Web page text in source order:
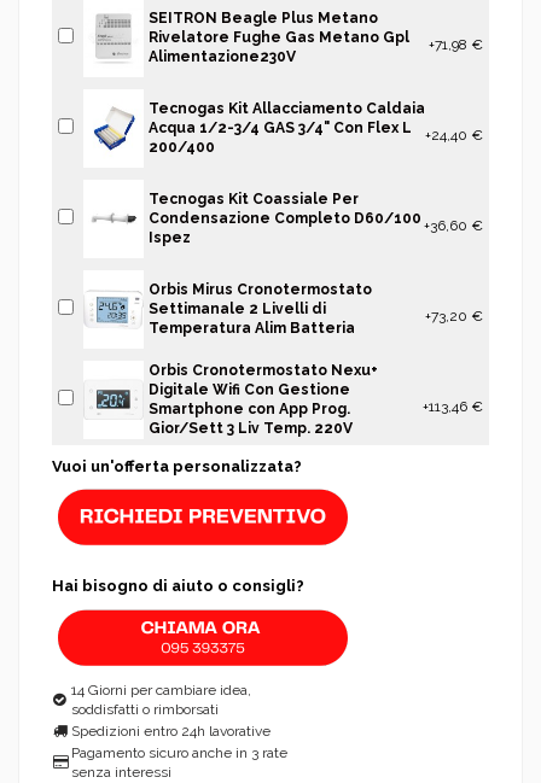
SEITRON Beagle Plus Metano
Rivelatore Fughe Gas Metano Gpl
Alimentazione230V
+71,98 €
Tecnogas Kit Allacciamento Caldaia
Acqua 1/2-3/4 GAS 3/4" Con Flex L
200/400
+24,40 €
Tecnogas Kit Coassiale Per
Condensazione Completo D60/100
Ispez
+36,60 €
Orbis Mirus Cronotermostato
Settimanale 2 Livelli di
Temperatura Alim Batteria
+73,20 €
Orbis Cronotermostato Nexu+
Digitale Wifi Con Gestione
Smartphone con App Prog.
Gior/Sett 3 Liv Temp. 220V
+113,46 €
Vuoi un'offerta personalizzata?
Hai bisogno di aiuto o consigli?
14 Giorni per cambiare idea,
soddisfatti o rimborsati
Spedizioni entro 24h lavorative
Pagamento sicuro anche in 3 rate
senza interessi